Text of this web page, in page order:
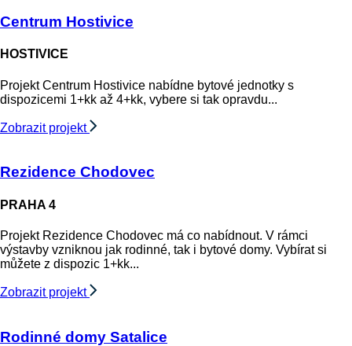
Centrum Hostivice
HOSTIVICE
Projekt Centrum Hostivice nabídne bytové jednotky s
dispozicemi 1+kk až 4+kk, vybere si tak opravdu...
Zobrazit projekt
Rezidence Chodovec
PRAHA 4
Projekt Rezidence Chodovec má co nabídnout. V rámci
výstavby vzniknou jak rodinné, tak i bytové domy. Vybírat si
můžete z dispozic 1+kk...
Zobrazit projekt
Rodinné domy Satalice